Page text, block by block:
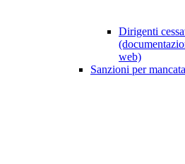
Dirigenti
web)
Sanzioni per